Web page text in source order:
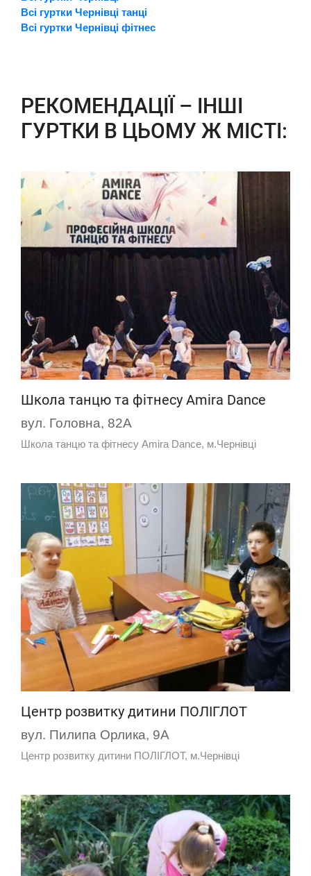
Всі гуртки Чернівці танці
Всі гуртки Чернівці фітнес
РЕКОМЕНДАЦІЇ – ІНШІ
ГУРТКИ В ЦЬОМУ Ж МІСТІ:
Школа танцю та фітнесу Amira Dance
вул. Головна, 82А
Школа танцю та фітнесу Amira Dance, м.Чернівці
Центр розвитку дитини ПОЛІГЛОТ
вул. Пилипа Орлика, 9А
Центр розвитку дитини ПОЛІГЛОТ, м.Чернівці